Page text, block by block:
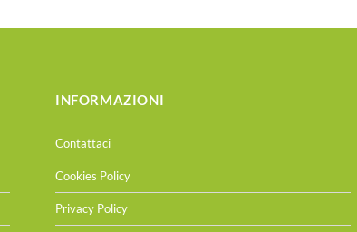
INFORMAZIONI
Contattaci
Cookies Policy
Privacy Policy